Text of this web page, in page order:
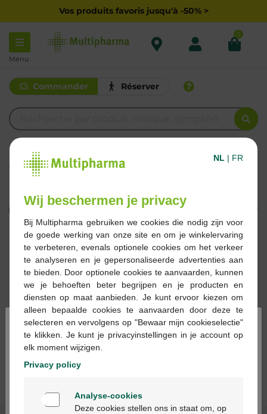
Vos produits favoris jusqu'à -50% >
Menu
0
Commander Réserver
TILMAN
THYMOTIL
1 Résultats
10,90 €
Thymotil Solution
buvable 150ml
×
Bienvenue
NL | FR
Wij beschermen je privacy
Bij Multipharma gebruiken we cookies die nodig zijn voor
de goede werking van onze site en om je winkelervaring
te verbeteren, evenals optionele cookies om het verkeer
te analyseren en je gepersonaliseerde advertenties aan
te bieden. Door optionele cookies te aanvaarden, kunnen
we je behoeften beter begrijpen en je producten en
diensten op maat aanbieden. Je kunt ervoor kiezen om
alleen bepaalde cookies te aanvaarden door deze te
selecteren en vervolgens op "Bewaar mijn cookieselectie"
te klikken. Je kunt je privacyinstellingen in je account op
elk moment wijzigen.
Privacy policy
Analyse-cookies
Deze cookies stellen ons in staat om, op